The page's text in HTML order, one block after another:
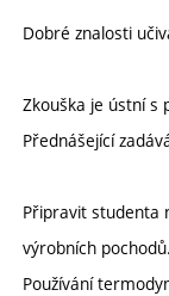
Dobré znalosti
Zkouška je ústní s
Přednášející
Připravit studenta
výrobních pochodů.
Používání